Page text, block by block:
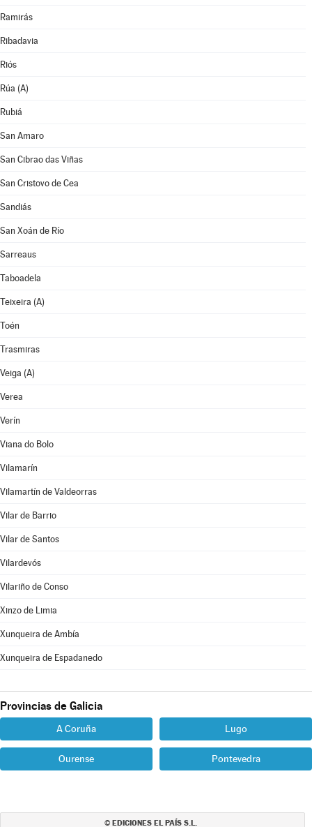
Ramirás
Ribadavia
Riós
Rúa (A)
Rubiá
San Amaro
San Cibrao das Viñas
San Cristovo de Cea
Sandiás
San Xoán de Río
Sarreaus
Taboadela
Teixeira (A)
Toén
Trasmiras
Veiga (A)
Verea
Verín
Viana do Bolo
Vilamarín
Vilamartín de Valdeorras
Vilar de Barrio
Vilar de Santos
Vilardevós
Vilariño de Conso
Xinzo de Limia
Xunqueira de Ambía
Xunqueira de Espadanedo
Provincias de Galicia
A Coruña Lugo
Ourense Pontevedra
© EDICIONES EL PAÍS S.L.